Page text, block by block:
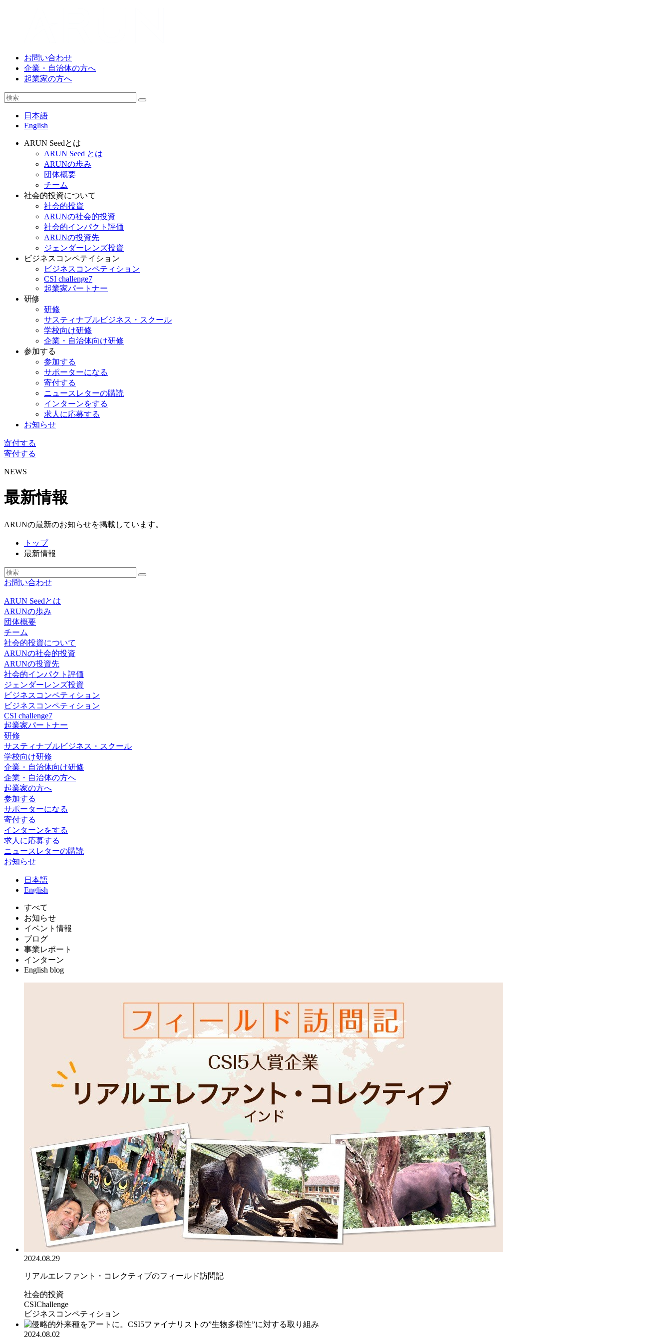
お問い合わせ
企業・自治体の方へ
起業家の方へ
日本語
English
ARUN Seedとは
ARUN Seed とは
ARUNの歩み
団体概要
チーム
社会的投資について
社会的投資
ARUNの社会的投資
社会的インパクト評価
ARUNの投資先
ジェンダーレンズ投資
ビジネスコンペテイション
ビジネスコンペティション
CSI challenge7
起業家パートナー
研修
研修
サスティナブルビジネス・スクール
学校向け研修
企業・自治体向け研修
参加する
参加する
サポーターになる
寄付する
ニュースレターの購読
インターンをする
求人に応募する
お知らせ
寄付する
寄付する
NEWS
最新情報
ARUNの最新のお知らせを掲載しています。
トップ
最新情報
お問い合わせ
ARUN Seedとは
ARUNの歩み
団体概要
チーム
社会的投資について
ARUNの社会的投資
ARUNの投資先
社会的インパクト評価
ジェンダーレンズ投資
ビジネスコンペティション
ビジネスコンペティション
CSI challenge7
起業家パートナー
研修
サスティナブルビジネス・スクール
学校向け研修
企業・自治体向け研修
企業・自治体の方へ
起業家の方へ
参加する
サポーターになる
寄付する
インターンをする
求人に応募する
ニュースレターの購読
お知らせ
日 本語
English
すべて
お知らせ
イベント情報
ブログ
事業レポート
インターン
English blog
2024.08.29
リアルエレファント・コレクティブのフィールド訪問記
社会的投資
CSIChallenge
ビジネスコンペティション
2024.08.02